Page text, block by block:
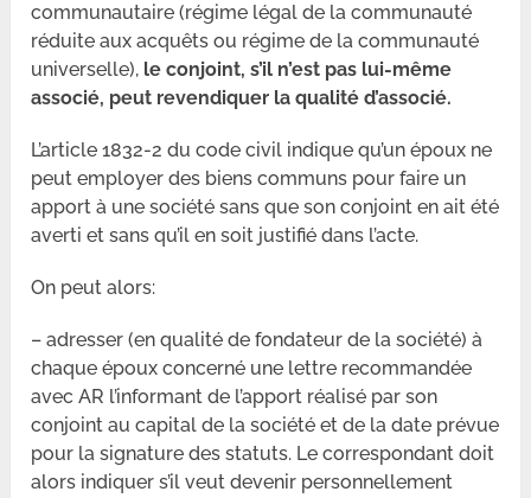
communautaire (régime légal de la communauté
réduite aux acquêts ou régime de la communauté
universelle), le conjoint, s’il n’est pas lui-même
associé, peut revendiquer la qualité d’associé.
L’article 1832-2 du code civil indique qu’un époux ne
peut employer des biens communs pour faire un
apport à une société sans que son conjoint en ait été
averti et sans qu’il en soit justifié dans l’acte.
On peut alors:
– adresser (en qualité de fondateur de la société) à
chaque époux concerné une lettre recommandée
avec AR l’informant de l’apport réalisé par son
conjoint au capital de la société et de la date prévue
pour la signature des statuts. Le correspondant doit
alors indiquer s’il veut devenir personnellement